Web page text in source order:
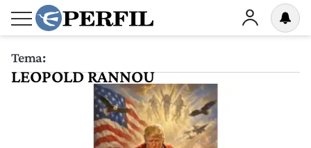
Tema:
LEOPOLD RANNOU